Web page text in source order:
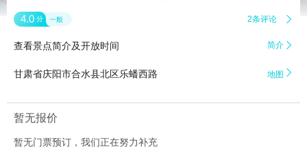
4.0 分 一般 2条评论 
查看景点简介及开放时间 简介 
甘肃省庆阳市合水县北区乐蟠西路 地图 
暂无报价
暂无门票预订，我们正在努力补充